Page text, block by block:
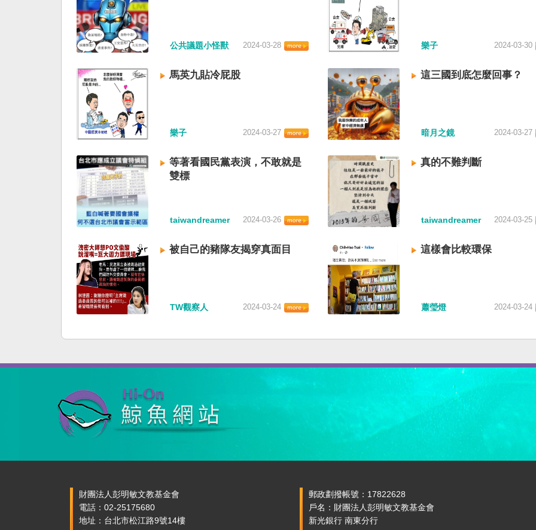
公共議題小怪獸 2024-03-28 樂子 2024-03-30
馬英九貼冷屁股
樂子 2024-03-27
這三國到底怎麼回事？
暗月之鏡 2024-03-27
等著看國民黨表演，不敢就是
雙標
taiwandreamer 2024-03-26
真的不難判斷
taiwandreamer 2024-03-25
被自己的豬隊友揭穿真面目
TW觀察人 2024-03-24
這樣會比較環保
蕭瑩燈 2024-03-24
財團法人彭明敏文教基金會
電話：02-25175680
地址：台北市松江路9號14樓
郵政劃撥帳號：17822628
戶名：財團法人彭明敏文教基金會
新光銀行 南東分行